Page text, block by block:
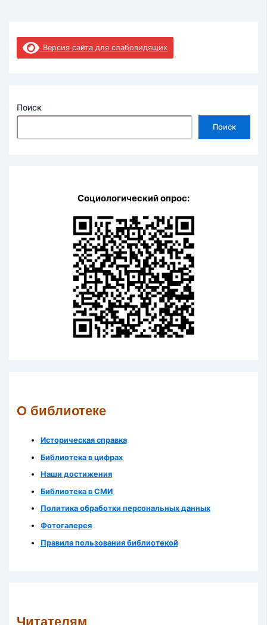
Версия сайта для слабовидящих
Поиск
Поиск
Социологический опрос:
О библиотеке
Историческая справка
Библиотека в цифрах
Наши достижения
Библиотека в СМИ
Политика обработки персональных данных
Фотогалерея
Правила пользования библиотекой
Читателям